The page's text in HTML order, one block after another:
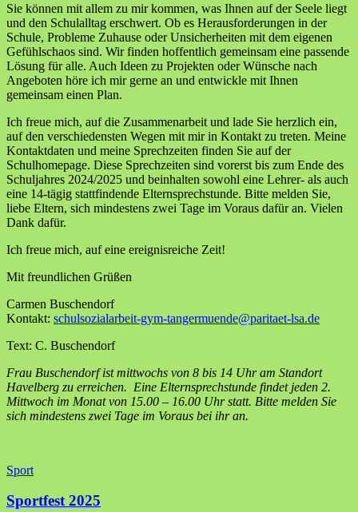
Sie können mit allem zu mir kommen, was Ihnen auf der Seele liegt
und den Schulalltag erschwert. Ob es Herausforderungen in der
Schule, Probleme Zuhause oder Unsicherheiten mit dem eigenen
Gefühlschaos sind. Wir finden hoffentlich gemeinsam eine passende
Lösung für alle. Auch Ideen zu Projekten oder Wünsche nach
Angeboten höre ich mir gerne an und entwickle mit Ihnen
gemeinsam einen Plan.
Ich freue mich, auf die Zusammenarbeit und lade Sie herzlich ein,
auf den verschiedensten Wegen mit mir in Kontakt zu treten. Meine
Kontaktdaten und meine Sprechzeiten finden Sie auf der
Schulhomepage. Diese Sprechzeiten sind vorerst bis zum Ende des
Schuljahres 2024/2025 und beinhalten sowohl eine Lehrer- als auch
eine 14-tägig stattfindende Elternsprechstunde. Bitte melden Sie,
liebe Eltern, sich mindestens zwei Tage im Voraus dafür an. Vielen
Dank dafür.
Ich freue mich, auf eine ereignisreiche Zeit!
Mit freundlichen Grüßen
Carmen Buschendorf
Kontakt: schulsozialarbeit-gym-tangermuende@paritaet-lsa.de
Text: C. Buschendorf
Frau Buschendorf ist mittwochs von 8 bis 14 Uhr am Standort
Havelberg zu erreichen. Eine Elternsprechstunde findet jeden 2.
Mittwoch im Monat von 15.00 – 16.00 Uhr statt. Bitte melden Sie
sich mindestens zwei Tage im Voraus bei ihr an.
Sport
Sportfest 2025